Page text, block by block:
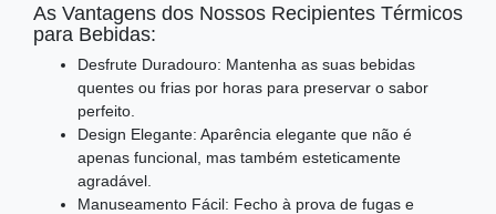
As Vantagens dos Nossos Recipientes Térmicos
para Bebidas:
Desfrute Duradouro: Mantenha as suas bebidas
quentes ou frias por horas para preservar o sabor
perfeito.
Design Elegante: Aparência elegante que não é
apenas funcional, mas também esteticamente
agradável.
Manuseamento Fácil: Fecho à prova de fugas e